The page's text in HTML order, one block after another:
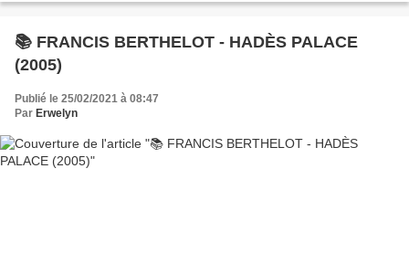
📚 FRANCIS BERTHELOT - HADÈS PALACE
(2005)
Publié le 25/02/2021 à 08:47
Par Erwelyn